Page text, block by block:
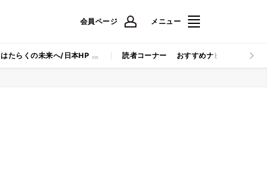
会員ページ メニュー
はたらくの未来へ/日本HP 読者コーナー おすすめナビ マイナビ